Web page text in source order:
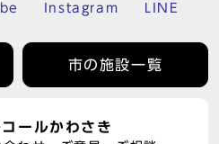
Instagram LINE
市の施設一覧
ールかわさき